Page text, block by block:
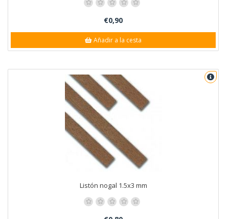
€0,90
Añadir a la cesta
Listón nogal 1.5x3 mm